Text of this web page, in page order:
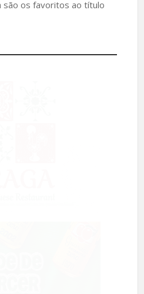
são os favoritos ao título